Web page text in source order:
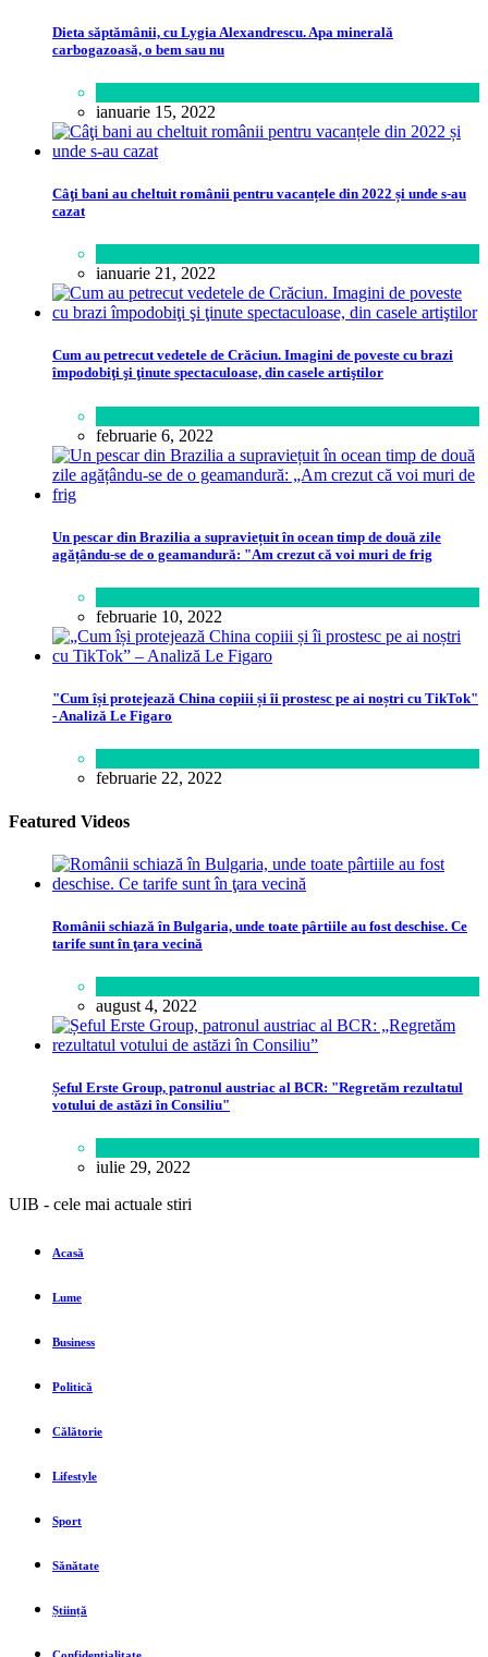
Dieta săptămânii, cu Lygia Alexandrescu. Apa minerală
carbogazoasă, o bem sau nu
ianuarie 15, 2022
Câţi bani au cheltuit românii pentru vacanțele din 2022 și unde s-au
cazat
ianuarie 21, 2022
Cum au petrecut vedetele de Crăciun. Imagini de poveste cu brazi
împodobiţi şi ţinute spectaculoase, din casele artiştilor
februarie 6, 2022
Un pescar din Brazilia a supraviețuit în ocean timp de două zile
agățându-se de o geamandură: "Am crezut că voi muri de frig
februarie 10, 2022
"Cum își protejează China copiii și îi prostesc pe ai noștri cu TikTok"
- Analiză Le Figaro
februarie 22, 2022
Featured Videos
Românii schiază în Bulgaria, unde toate pârtiile au fost deschise. Ce
tarife sunt în ţara vecină
august 4, 2022
Șeful Erste Group, patronul austriac al BCR: "Regretăm rezultatul
votului de astăzi în Consiliu"
iulie 29, 2022
UIB - cele mai actuale stiri
Acasă
Lume
Business
Politică
Călătorie
Lifestyle
Sport
Sănătate
Știință